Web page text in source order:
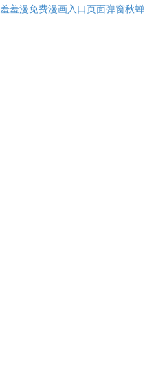
羞羞漫免费漫画入口页面弹窗秋蝉